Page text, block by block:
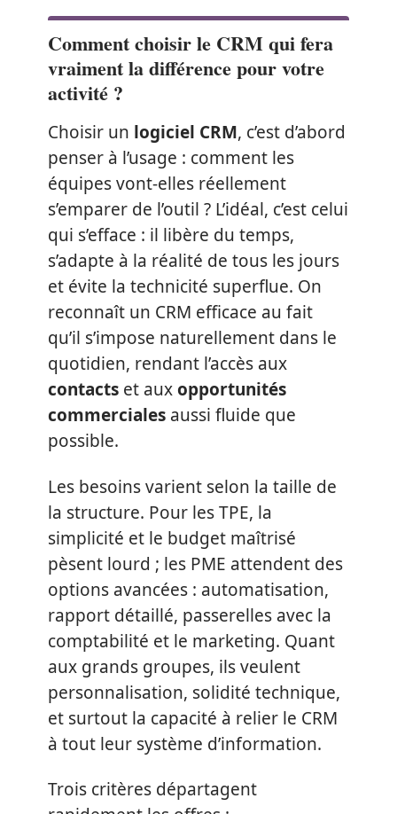
Comment choisir le CRM qui fera
vraiment la différence pour votre
activité ?
Choisir un logiciel CRM, c’est d’abord
penser à l’usage : comment les
équipes vont-elles réellement
s’emparer de l’outil ? L’idéal, c’est celui
qui s’efface : il libère du temps,
s’adapte à la réalité de tous les jours
et évite la technicité superflue. On
reconnaît un CRM efficace au fait
qu’il s’impose naturellement dans le
quotidien, rendant l’accès aux
contacts et auxopportunités
commerciales aussi fluide que
possible.
Les besoins varient selon la taille de
la structure. Pour les TPE, la
simplicité et le budget maîtrisé
pèsent lourd ; les PME attendent des
options avancées : automatisation,
rapport détaillé, passerelles avec la
comptabilité et le marketing. Quant
aux grands groupes, ils veulent
personnalisation, solidité technique,
et surtout la capacité à relier le CRM
à tout leur système d’information.
Trois critères départagent